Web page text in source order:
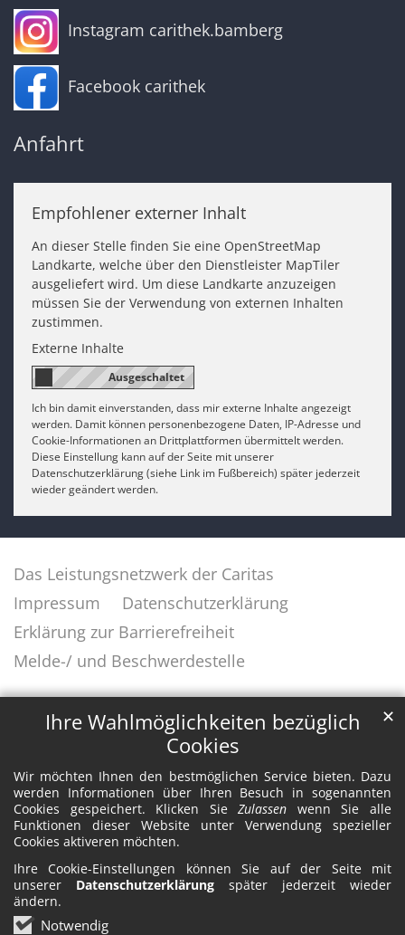
Ihre Wahlmöglichkeiten bezüglich
Cookies
Wir möchten Ihnen den bestmöglichen Service bieten. Dazu
werden Informationen über Ihren Besuch in sogenannten
Cookies gespeichert. Klicken SieZulassen wenn Sie alle
Funktionen dieser Website unter Verwendung spezieller
Cookies aktiveren möchten.
Ihre Cookie-Einstellungen können Sie auf der Seite mit
unserer Datenschutzerklärung später jederzeit wieder
ändern.
Notwendig
✕
Instagram carithek.bamberg
Facebook carithek
Anfahrt
Empfohlener externer Inhalt
An dieser Stelle finden Sie eine OpenStreetMap
Landkarte, welche über den Dienstleister MapTiler
ausgeliefert wird. Um diese Landkarte anzuzeigen
müssen Sie der Verwendung von externen Inhalten
zustimmen.
Externe Inhalte
Ich bin damit einverstanden, dass mir externe Inhalte angezeigt
werden. Damit können personenbezogene Daten, IP-Adresse und
Cookie-Informationen an Drittplattformen übermittelt werden.
Diese Einstellung kann auf der Seite mit unserer
Datenschutzerklärung (siehe Link im Fußbereich) später jederzeit
wieder geändert werden.
Das Leistungsnetzwerk der Caritas
Impressum
Datenschutzerklärung
Erklärung zur Barrierefreiheit
Melde-/ und Beschwerdestelle